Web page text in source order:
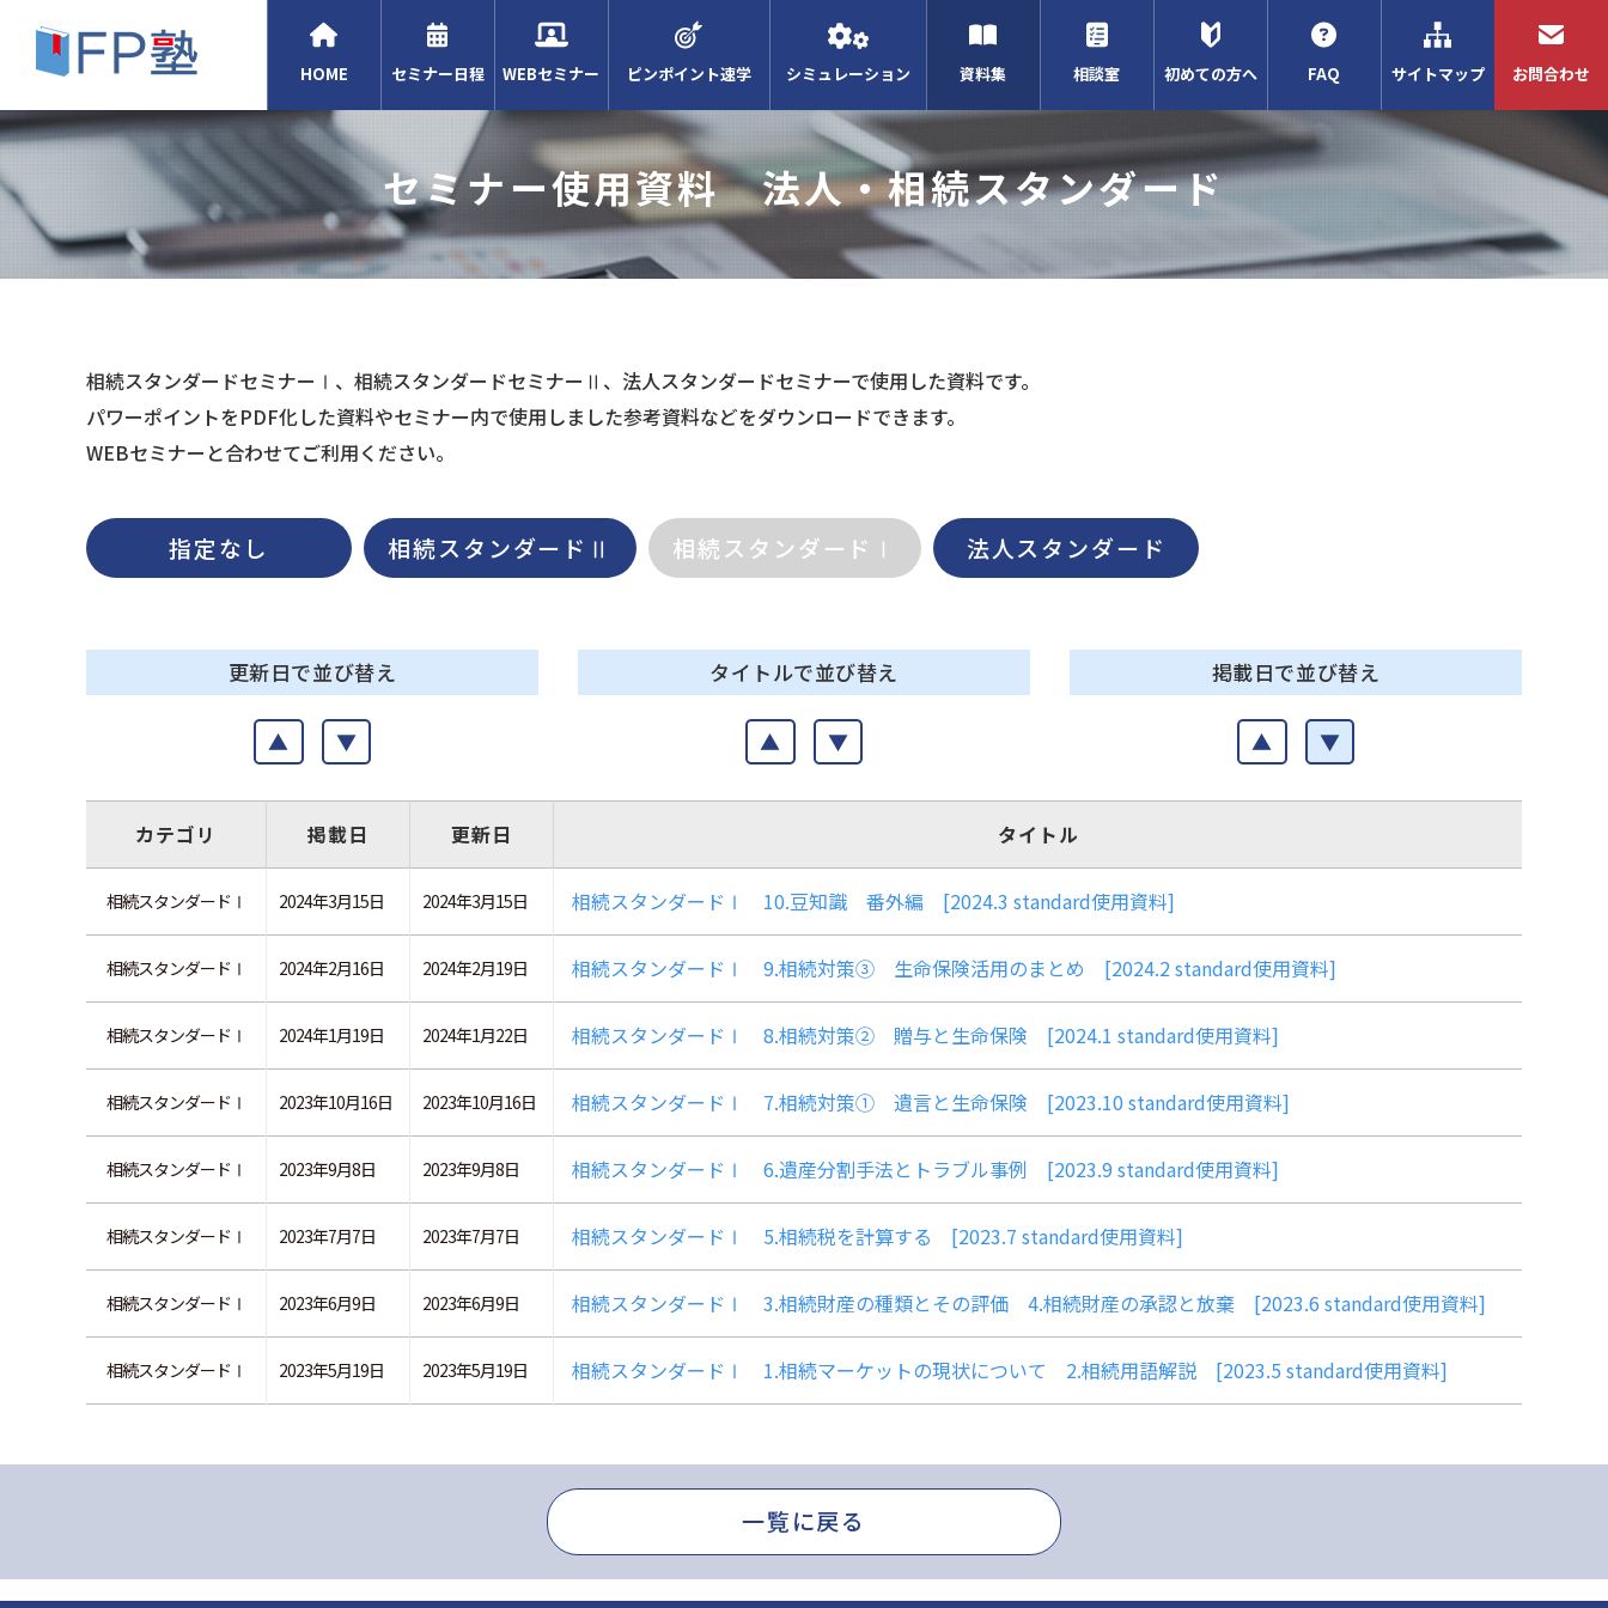
HOME セミナー日程 WEBセミナー ピンポイント速学 シミュレーション 資料集 相談室 初めての方へ FAQ サイトマップ お問合わせ
セミナー使用資料 法人・相続スタンダード
相続スタンダードセミナーⅠ、相続スタンダードセミナーⅡ、法人スタンダードセミナーで使用した資料です。
パワーポイントをPDF化した資料やセミナー内で使用しました参考資料などをダウンロードできます。
WEBセミナーと合わせてご利用ください。
指定なし 相続スタンダードⅡ 相続スタンダードⅠ 法人スタンダード
更新日で並び替え
▲ ▼
タイトルで並び替え
▲ ▼
掲載日で並び替え
▲ ▼
カテゴリ 掲載日 更新日 タイトル
相続スタンダードⅠ 2024年3月15日 2024年3月15日 相続スタンダードⅠ 10.豆知識 番外編 [2024.3 standard使用資料]
相続スタンダードⅠ 2024年2月16日 2024年2月19日 相続スタンダードⅠ 9.相続対策③ 生命保険活用のまとめ [2024.2 standard使用資料]
相続スタンダードⅠ 2024年1月19日 2024年1月22日 相続スタンダードⅠ 8.相続対策② 贈与と生命保険 [2024.1 standard使用資料]
相続スタンダードⅠ 2023年10月16日 2023年10月16日 相続スタンダードⅠ 7.相続対策① 遺言と生命保険 [2023.10 standard使用資料]
相続スタンダードⅠ 2023年9月8日 2023年9月8日 相続スタンダードⅠ 6.遺産分割手法とトラブル事例 [2023.9 standard使用資料]
相続スタンダードⅠ 2023年7月7日 2023年7月7日 相続スタンダードⅠ 5.相続税を計算する [2023.7 standard使用資料]
相続スタンダードⅠ 2023年6月9日 2023年6月9日 相続スタンダードⅠ 3.相続財産の種類とその評価 4.相続財産の承認と放棄 [2023.6 standard使用資料]
相続スタンダードⅠ 2023年5月19日 2023年5月19日 相続スタンダードⅠ 1.相続マーケットの現状について 2.相続用語解説 [2023.5 standard使用資料]
一覧に戻る